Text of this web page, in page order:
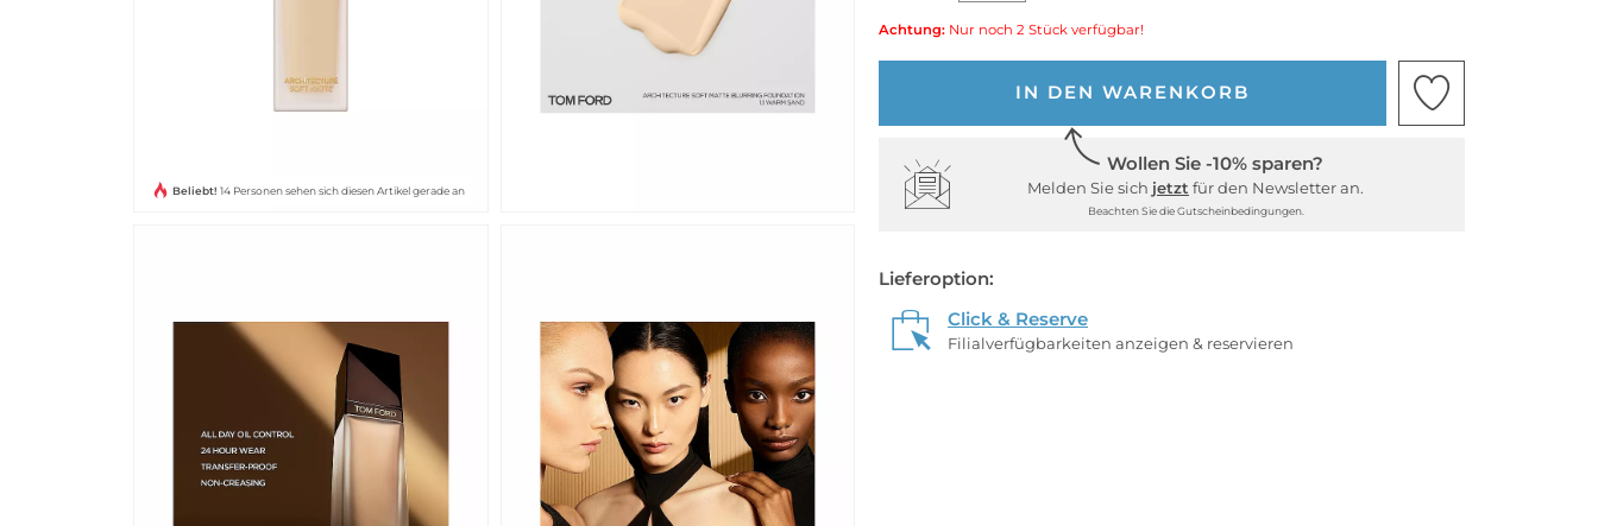
Beliebt! 14 Personen sehen sich diesen Artikel gerade an
Achtung: Nur noch 2 Stück verfügbar!
IN DEN WARENKORB
Wollen Sie -10% sparen?
Melden Sie sich jetzt für den Newsletter an.
Beachten Sie die Gutscheinbedingungen.
Lieferoption:
Click & Reserve
Filialverfügbarkeiten anzeigen & reservieren